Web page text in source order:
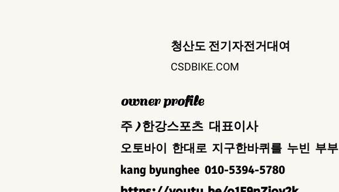
​청산도 전기자전거대여
CSDBIKE.COM
owner profile
주)한강스포츠 대표이사
오토바이 한대로 지구한바퀴를 누빈 부부
kang byunghee 010-5394-5780